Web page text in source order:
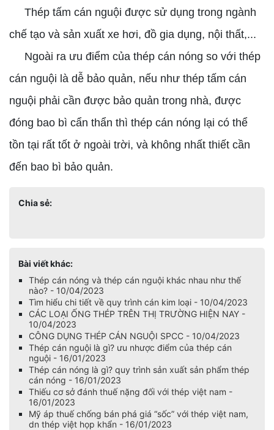
Thép tấm cán nguội được sử dụng trong ngành
chế tạo và sản xuất xe hơi, đồ gia dụng, nội thất,...
Ngoài ra ưu điểm của thép cán nóng so với thép
cán nguội là dễ bảo quản, nếu như thép tấm cán
nguội phải cần được bảo quản trong nhà, được
đóng bao bì cẩn thẩn thì thép cán nóng lại có thể
tồn tại rất tốt ở ngoài trời, và không nhất thiết cần
đến bao bì bảo quản.
Chia sẻ:
Bài viết khác:
Thép cán nóng và thép cán nguội khác nhau như thế
nào? - 10/04/2023
Tìm hiểu chi tiết về quy trình cán kim loại - 10/04/2023
CÁC LOẠI ỐNG THÉP TRÊN THỊ TRƯỜNG HIỆN NAY -
10/04/2023
CÔNG DỤNG THÉP CÁN NGUỘI SPCC - 10/04/2023
Thép cán nguội là gì? ưu nhược điểm của thép cán
nguội - 16/01/2023
Thép cán nóng là gì? quy trình sản xuất sản phẩm thép
cán nóng - 16/01/2023
Thiếu cơ sở đánh thuế nặng đối với thép việt nam -
16/01/2023
Mỹ áp thuế chống bán phá giá “sốc” với thép việt nam,
dn thép việt họp khẩn - 16/01/2023